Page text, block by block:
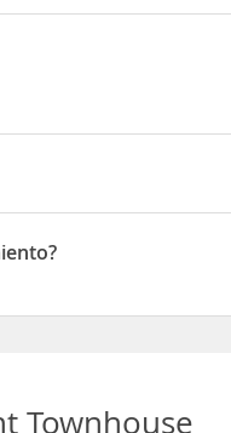
Bahamas
Townhouse